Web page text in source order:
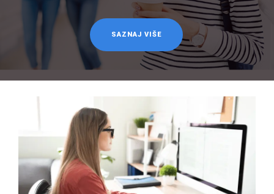
PREVODILAČKI BIRO
KURSEVI
NOVOSTI
KONTAKT
SAZNAJ VIŠE